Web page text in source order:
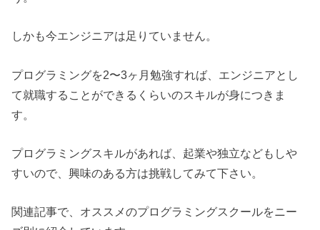
しかも今エンジニアは足りていません。
プログラミングを2〜3ヶ月勉強すれば、エンジニアとし
て就職することができるくらいのスキルが身につきま
す。
プログラミングスキルがあれば、起業や独立などもしや
すいので、興味のある方は挑戦してみて下さい。
関連記事で、オススメのプログラミングスクールをニー